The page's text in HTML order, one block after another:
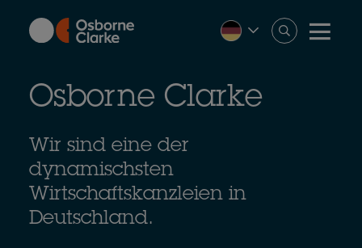
content
Osborne Clarke
Wir sind eine der
dynamischsten
Wirtschaftskanzleien in
Deutschland.